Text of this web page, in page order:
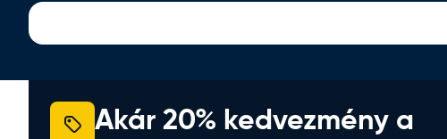
Akár 20% kedvezmény a